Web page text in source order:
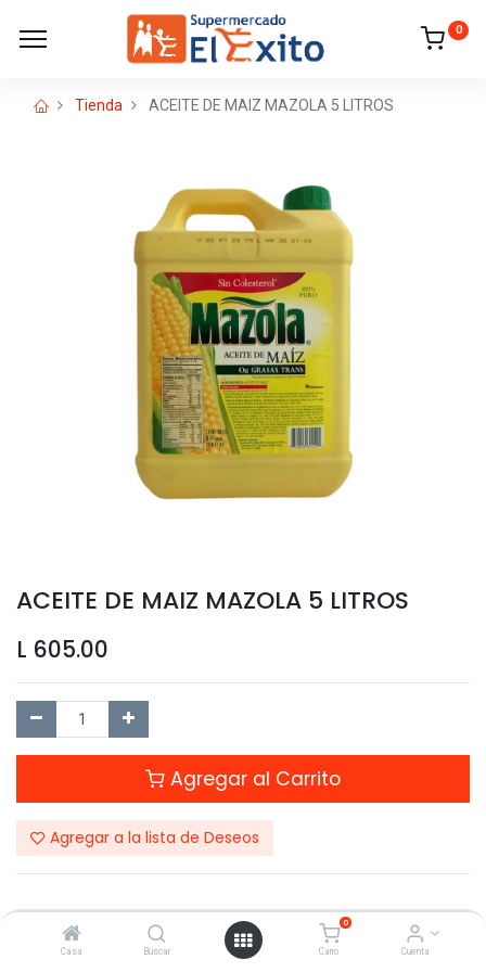
Casa Buscar
0
Carro Cuenta
0
Tienda ACEITE DE MAIZ MAZOLA 5 LITROS
ACEITE DE MAIZ MAZOLA 5 LITROS
L 605.00
Agregar al Carrito
Agregar a la lista de Deseos
Compartir este Producto: